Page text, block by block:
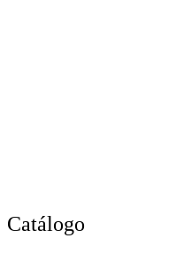
Catálogo